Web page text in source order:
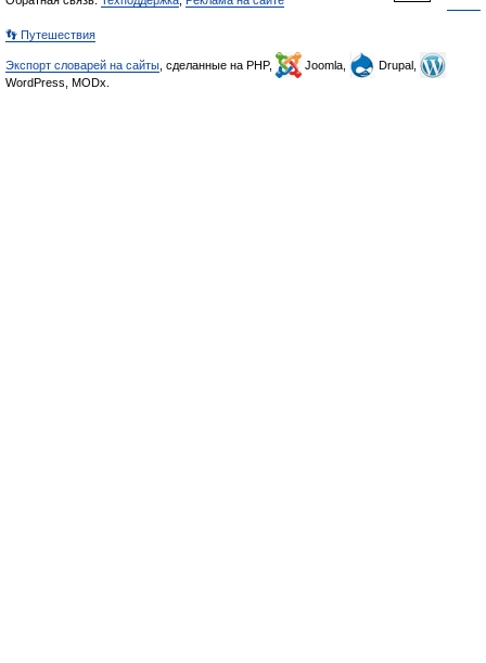
👣 Путешествия
Экспорт словарей на сайты , сделанные на PHP, Joomla,
Drupal,
WordPress, MODx.